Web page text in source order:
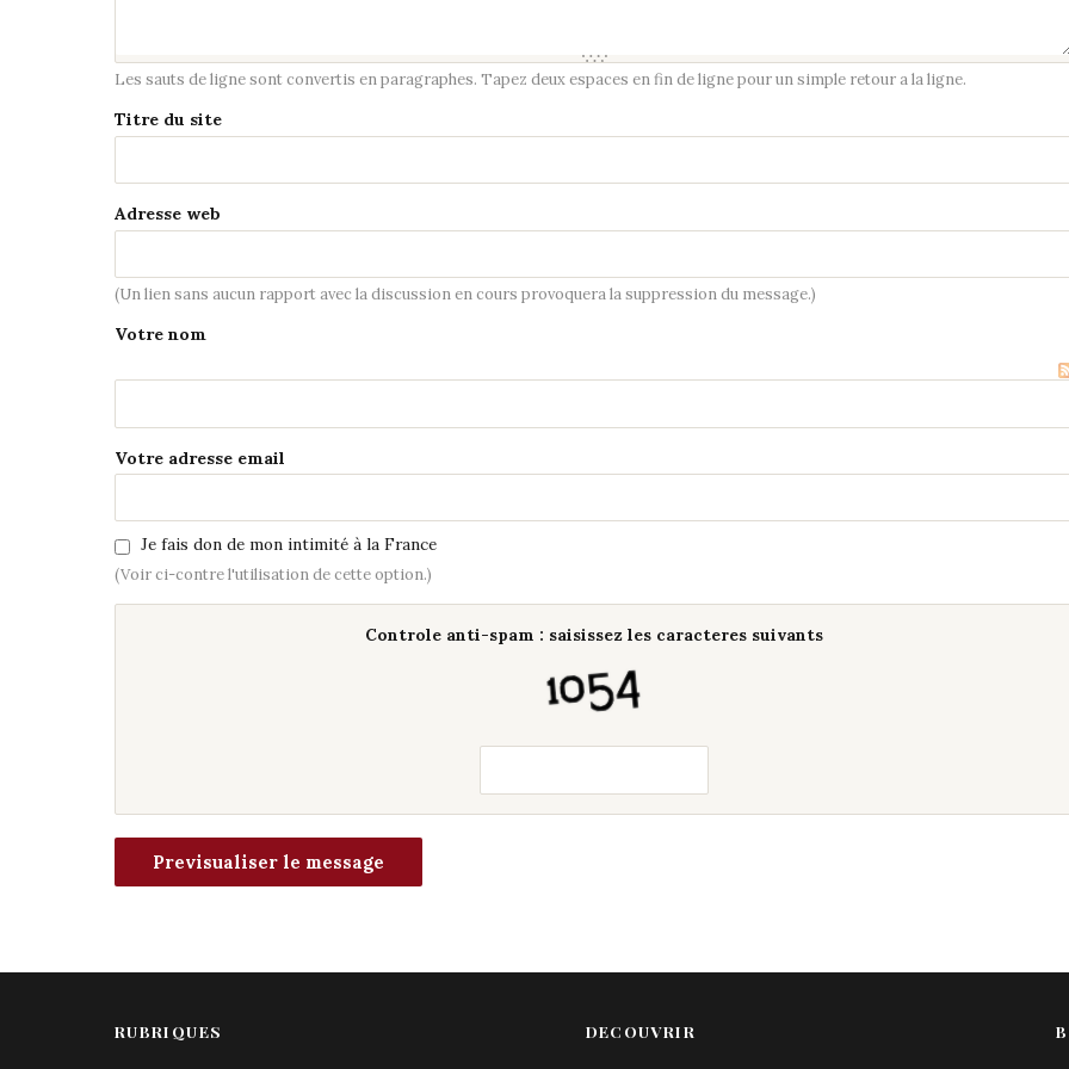
Les sauts de ligne sont convertis en paragraphes. Tapez deux espaces en fin de ligne pour un simple retour a la ligne.
Titre du site
Adresse web
(Un lien sans aucun rapport avec la discussion en cours provoquera la suppression du message.)
Votre nom
Votre adresse email
Je fais don de mon intimité à la France
(Voir ci-contre l'utilisation de cette option.)
Controle anti-spam : saisissez les caracteres suivants
RUBRIQUES DECOUVRIR